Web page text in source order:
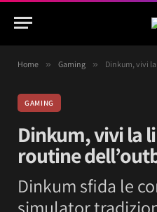
Home » Gaming » Dinkum, vivi la
GAMING
Dinkum, vivi la
routine
Dinkum sfida le
simulator